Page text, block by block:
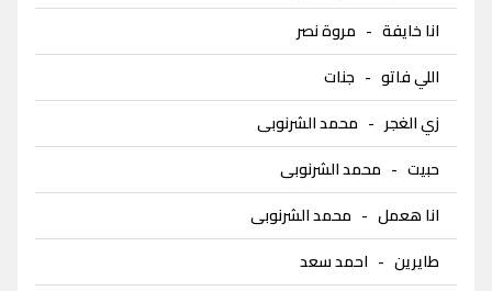
انا خايفة - مروة نصر
اللي فاتو - جنات
زي الغجر - محمد الشرنوبى
حبيت - محمد الشرنوبى
انا هعمل - محمد الشرنوبى
طايرين - احمد سعد